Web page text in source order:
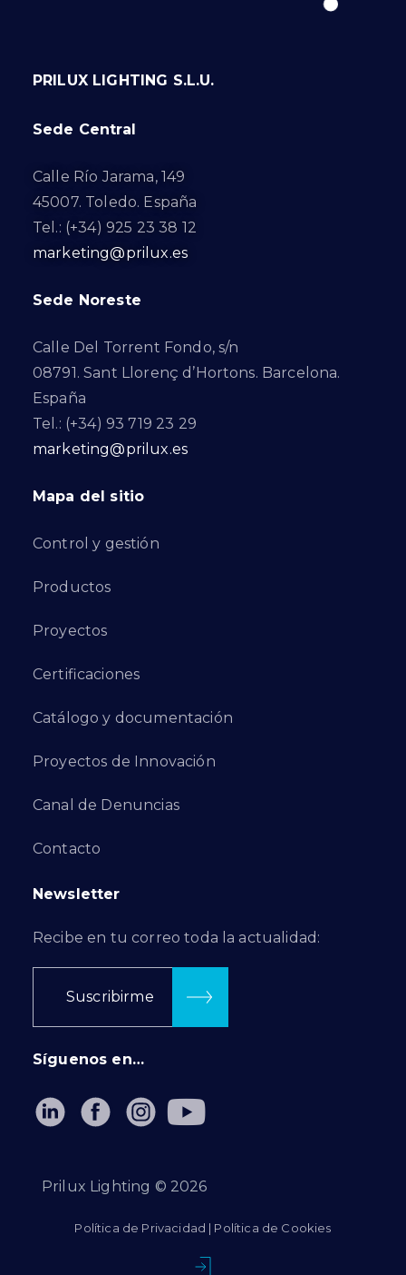
PRILUX LIGHTING S.L.U.
Sede Central
Calle Río Jarama, 149
45007. Toledo. España
Tel.: (+34) 925 23 38 12
marketing@prilux.es
Sede Noreste
Calle Del Torrent Fondo, s/n
08791. Sant Llorenç d’Hortons. Barcelona.
España
Tel.: (+34) 93 719 23 29
marketing@prilux.es
Mapa del sitio
Control y gestión
Productos
Proyectos
Certificaciones
Catálogo y documentación
Proyectos de Innovación
Canal de Denuncias
Contacto
Newsletter
Recibe en tu correo toda la actualidad:
Suscribirme
Síguenos en…
Prilux Lighting © 2026
Política de Privacidad | Política de Cookies